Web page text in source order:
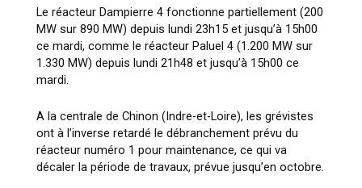
Le réacteur Dampierre 4 fonctionne partiellement (200
MW sur 890 MW) depuis lundi 23h15 et jusqu’à 15h00
ce mardi, comme le réacteur Paluel 4 (1.200 MW sur
1.330 MW) depuis lundi 21h48 et jusqu’à 15h00 ce
mardi.
A la centrale de Chinon (Indre-et-Loire), les grévistes
ont à l’inverse retardé le débranchement prévu du
réacteur numéro 1 pour maintenance, ce qui va
décaler la période de travaux, prévue jusqu’en octobre.